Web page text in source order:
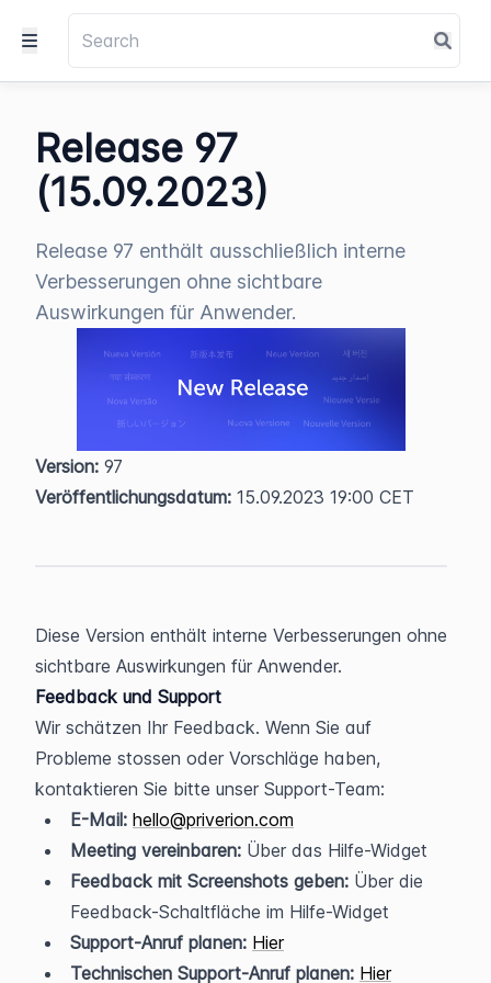
Release 97
(15.09.2023)
Release 97 enthält ausschließlich interne
Verbesserungen ohne sichtbare
Auswirkungen für Anwender.
Version: 97
Veröffentlichungsdatum: 15.09.2023 19:00 CET
Diese Version enthält interne Verbesserungen ohne
sichtbare Auswirkungen für Anwender.
Feedback und Support
Wir schätzen Ihr Feedback. Wenn Sie auf
Probleme stossen oder Vorschläge haben,
kontaktieren Sie bitte unser Support-Team:
E-Mail: hello@priverion.com
Meeting vereinbaren: Über das Hilfe-Widget
Feedback mit Screenshots geben: Über die
Feedback-Schaltfläche im Hilfe-Widget
Support-Anruf planen: Hier
Technischen Support-Anruf planen: Hier